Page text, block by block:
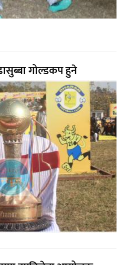
गोल्डकप हुने